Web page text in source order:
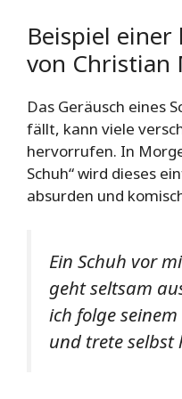
Beispiel
von Christian
Das Geräusch eines
fällt, kann viele
hervorrufen. In
Schuh“ wird dieses
absurden und
Ein Schuh vor
geht seltsam
ich folge
und trete selbst